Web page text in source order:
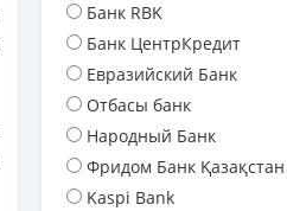
Банк RBK
Банк ЦентрКредит
Евразийский Банк
Отбасы банк
Народный Банк
Фридом Банк Қазақстан
Kaspi Bank